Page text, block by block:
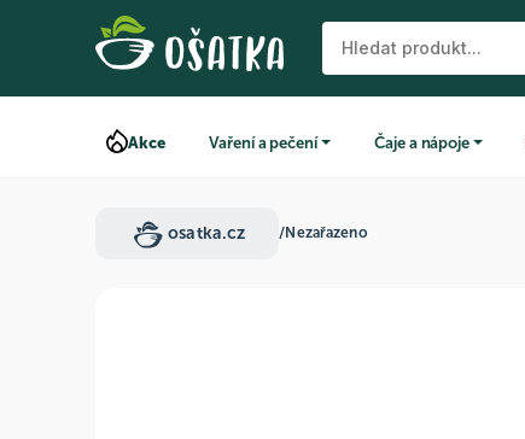
Akce Vaření a pečení Čaje a nápoje
osatka.cz /Nezařazeno